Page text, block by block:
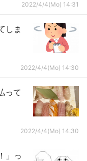
2022/4/4(Mo) 14:31
しま
2022/4/4(Mo) 14:30
って
2022/4/4(Mo) 14:30
」っ